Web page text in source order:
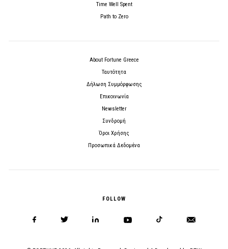
Time Well Spent
Path to Zero
About Fortune Greece
Ταυτότητα
Δήλωση Συμμόρφωσης
Επικοινωνία
Newsletter
Συνδρομή
Όροι Χρήσης
Προσωπικά Δεδομένα
FOLLOW